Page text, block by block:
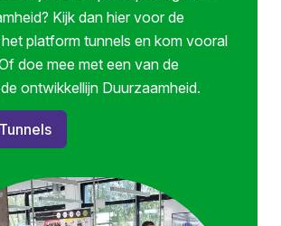
Kijk dan hier voor de
platform tunnels en kom vooral
doe mee met een van de
ontwikkellijn Duurzaamheid.